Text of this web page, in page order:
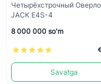
Четырёхстрочный
JACK E4S-4
8 000 000 so'm
Savatga